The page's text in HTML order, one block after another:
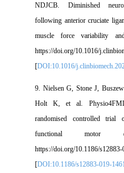
NDJCB. Diminished
following anterior cruciate
muscle force variability
https://doi.org/10.1016/
[DOI:10.1016/
9. Nielsen G, Stone J,
Holt K, et al.
randomised controlled
functional motor
https://doi.org/10.1186/
[DOI:10.1186/s12883-019-